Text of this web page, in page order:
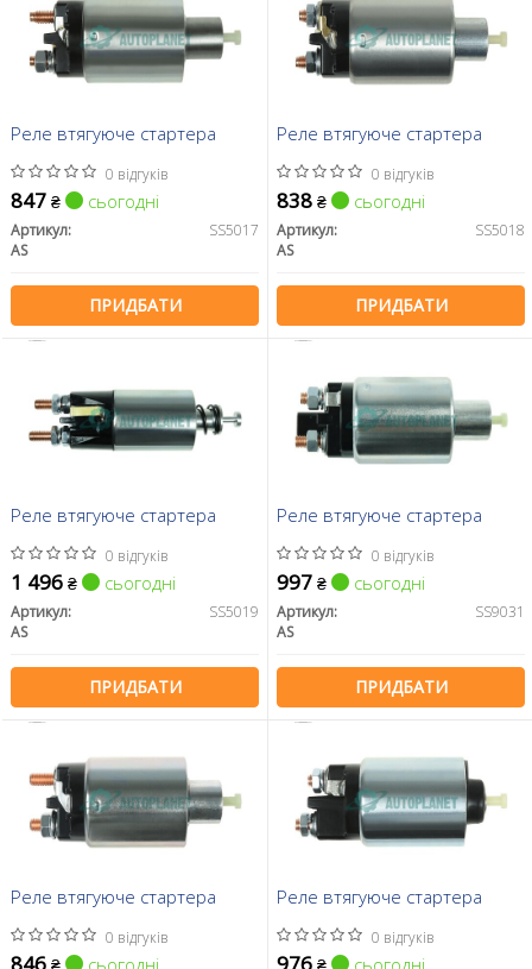
Реле втягуюче стартера
0 відгуків
847 ₴ сьогодні
Артикул:
SS5017
AS
ПРИДБАТИ
Реле втягуюче стартера
0 відгуків
838 ₴ сьогодні
Артикул:
SS5018
AS
ПРИДБАТИ
Реле втягуюче стартера
0 відгуків
1 496 ₴ сьогодні
Артикул:
SS5019
AS
ПРИДБАТИ
Реле втягуюче стартера
0 відгуків
997 ₴ сьогодні
Артикул:
SS9031
AS
ПРИДБАТИ
Реле втягуюче стартера
0 відгуків
сьогодні
Реле втягуюче стартера
0 відгуків
сьогодні